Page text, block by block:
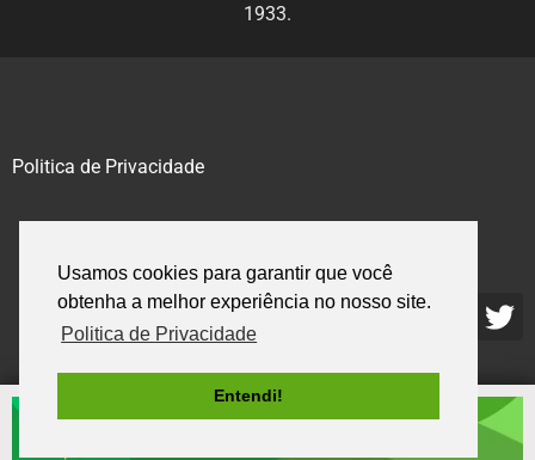
Usamos cookies para garantir que você
obtenha a melhor experiência no nosso site.
Politica de Privacidade
Entendi!
1933.
Politica de Privacidade